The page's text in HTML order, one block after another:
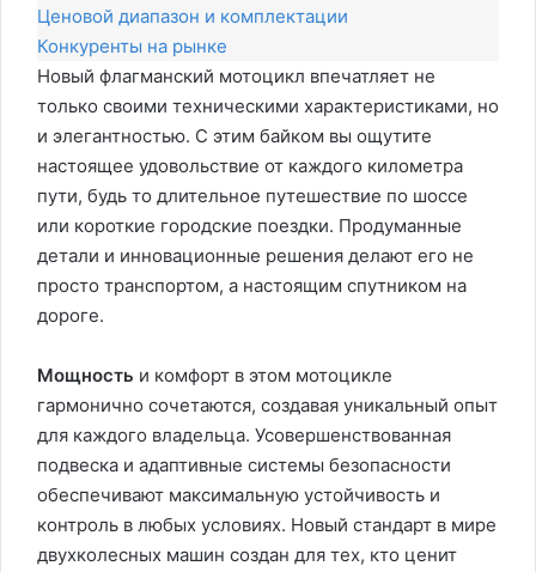
Ценовой диапазон и комплектации
Конкуренты на рынке
Новый флагманский мотоцикл впечатляет не
только своими техническими характеристиками, но
и элегантностью. С этим байком вы ощутите
настоящее удовольствие от каждого километра
пути, будь то длительное путешествие по шоссе
или короткие городские поездки. Продуманные
детали и инновационные решения делают его не
просто транспортом, а настоящим спутником на
дороге.
Мощность и комфорт в этом мотоцикле
гармонично сочетаются, создавая уникальный опыт
для каждого владельца. Усовершенствованная
подвеска и адаптивные системы безопасности
обеспечивают максимальную устойчивость и
контроль в любых условиях. Новый стандарт в мире
двухколесных машин создан для тех, кто ценит